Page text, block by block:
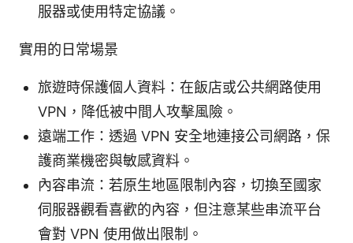
服器或使用特定協議。
實用的日常場景
旅遊時保護個人資料：在飯店或公共網路使用
VPN，降低被中間人攻擊風險。
遠端工作：透過 VPN 安全地連接公司網路，保
護商業機密與敏感資料。
內容串流：若原生地區限制內容，切換至國家
伺服器觀看喜歡的內容，但注意某些串流平台
會對 VPN 使用做出限制。